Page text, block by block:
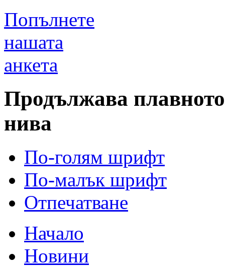
Попълнете
нашата
анкета
Продължава
нива
По-голям шрифт
По-малък шрифт
Отпечатване
Начало
Новини